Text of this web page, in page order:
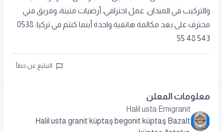
والتركيب في الميدان. عمل احترافي، أرضيات متينة، وفريق فني
محترف على بعد مكالمة هاتفية واحدة أينما كنتم في تركيا: 0538
543 48 55
التبليغ عن خطأ
معلومات المعلن
Halil usta Ernigranit
Halil usta granit küptaş begonit küptaş Bazalt